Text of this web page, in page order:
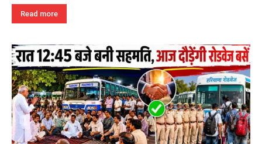
Read more